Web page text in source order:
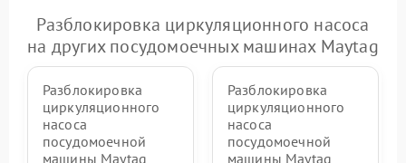
Разблокировка циркуляционного насоса
на других посудомоечных машинах Maytag
Разблокировка
циркуляционного
насоса
посудомоечной
машины Maytag
Разблокировка
циркуляционного
насоса
посудомоечной
машины Maytag